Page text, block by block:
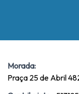
Morada:
Praça 25 de Abril